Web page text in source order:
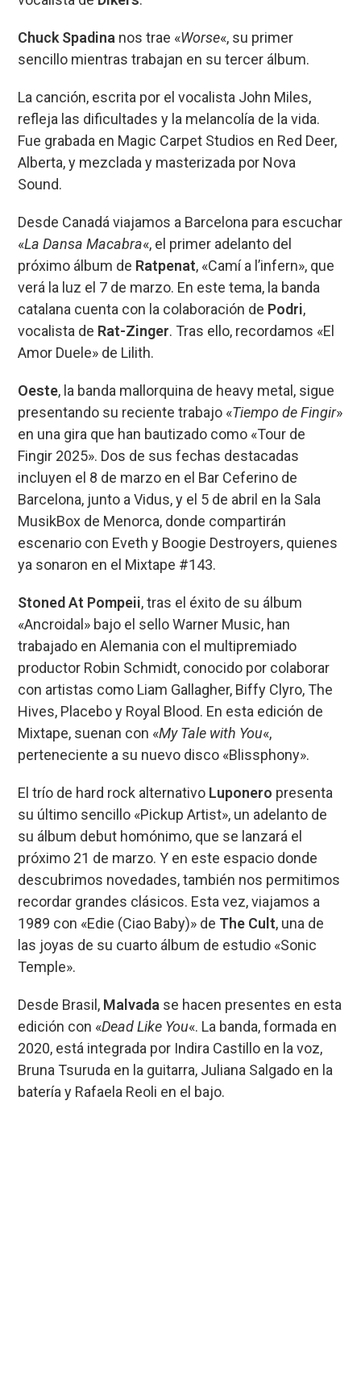
Chuck Spadina nos trae «Worse«, su primer
sencillo mientras trabajan en su tercer álbum.
La canción, escrita por el vocalista John Miles,
refleja las dificultades y la melancolía de la vida.
Fue grabada en Magic Carpet Studios en Red Deer,
Alberta, y mezclada y masterizada por Nova
Sound.
Desde Canadá viajamos a Barcelona para escuchar
«La Dansa Macabra«, el primer adelanto del
próximo álbum de Ratpenat, «Camí a l’infern», que
verá la luz el 7 de marzo. En este tema, la banda
catalana cuenta con la colaboración de Podri,
vocalista de Rat-Zinger. Tras ello, recordamos «El
Amor Duele» de Lilith.
Oeste, la banda mallorquina de heavy metal, sigue
presentando su reciente trabajo «Tiempo de Fingir»
en una gira que han bautizado como «Tour de
Fingir 2025». Dos de sus fechas destacadas
incluyen el 8 de marzo en el Bar Ceferino de
Barcelona, junto a Vidus, y el 5 de abril en la Sala
MusikBox de Menorca, donde compartirán
escenario con Eveth y Boogie Destroyers, quienes
ya sonaron en el Mixtape #143.
Stoned At Pompeii, tras el éxito de su álbum
«Ancroidal» bajo el sello Warner Music, han
trabajado en Alemania con el multipremiado
productor Robin Schmidt, conocido por colaborar
con artistas como Liam Gallagher, Biffy Clyro, The
Hives, Placebo y Royal Blood. En esta edición de
Mixtape, suenan con «My Tale with You«,
perteneciente a su nuevo disco «Blissphony».
El trío de hard rock alternativo Luponero presenta
su último sencillo «Pickup Artist», un adelanto de
su álbum debut homónimo, que se lanzará el
próximo 21 de marzo. Y en este espacio donde
descubrimos novedades, también nos permitimos
recordar grandes clásicos. Esta vez, viajamos a
1989 con «Edie (Ciao Baby)» de The Cult, una de
las joyas de su cuarto álbum de estudio «Sonic
Temple».
Desde Brasil, Malvada se hacen presentes en esta
edición con «Dead Like You«. La banda, formada en
2020, está integrada por Indira Castillo en la voz,
Bruna Tsuruda en la guitarra, Juliana Salgado en la
batería y Rafaela Reoli en el bajo.